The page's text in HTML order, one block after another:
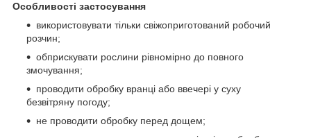
Особливості застосування
використовувати тільки свіжоприготований робочий
розчин;
обприскувати рослини рівномірно до повного
змочування;
проводити обробку вранці або ввечері у суху
безвітряну погоду;
не проводити обробку перед дощем;